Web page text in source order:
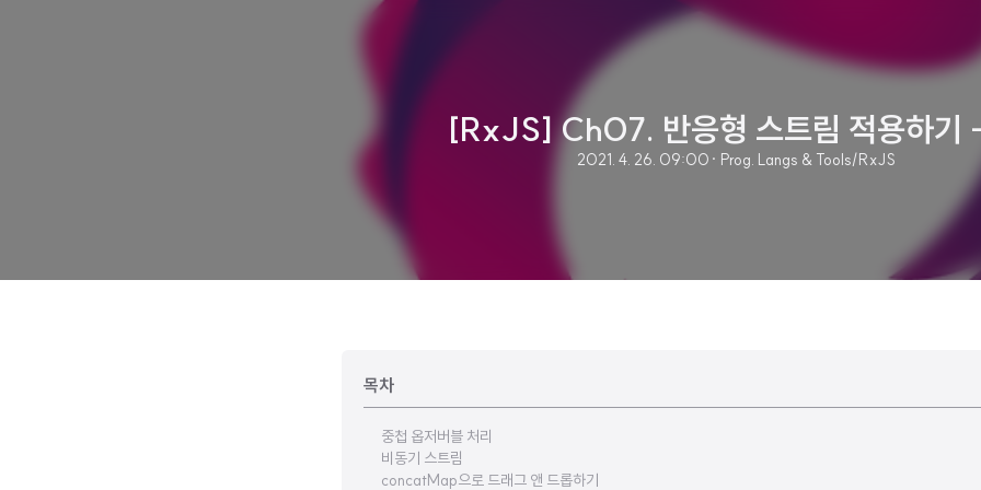
[RxJS] Ch07. 반응형 스트림 적용하기
2021. 4. 26. 09:00 · Prog. Langs & Tools/RxJS
목차
중첩 옵저버블 처리
비동기 스트림
concatMap으로 드래그 앤 드롭하기